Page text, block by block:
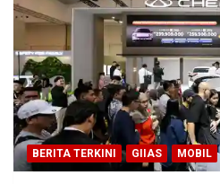
BERITA TERKINI GIIAS MOBIL